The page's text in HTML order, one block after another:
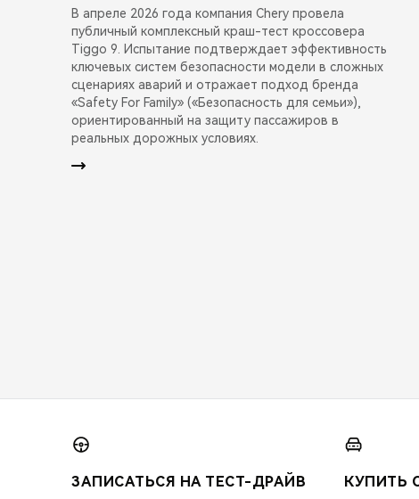
В апреле 2026 года компания Chery провела
публичный комплексный краш-тест кроссовера
Tiggo 9. Испытание подтверждает эффективность
ключевых систем безопасности модели в сложных
сценариях аварий и отражает подход бренда
«Safety For Family» («Безопасность для семьи»),
ориентированный на защиту пассажиров в
реальных дорожных условиях.
ЗАПИСАТЬСЯ НА ТЕСТ-ДРАЙВ КУПИТЬ